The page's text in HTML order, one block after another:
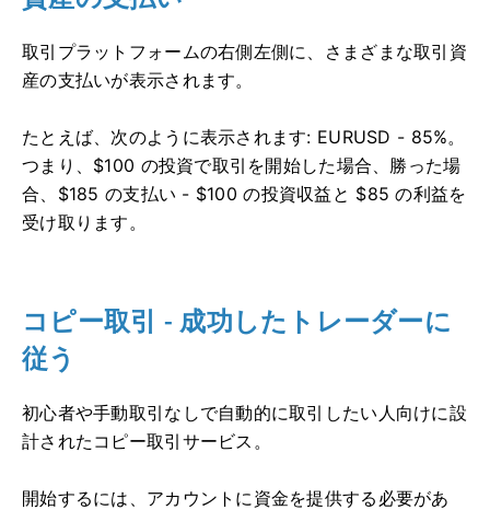
取引プラットフォームの右側左側に、さまざまな取引資
産の支払いが表示されます。
たとえば、次のように表示されます: EURUSD - 85%。
つまり、$100 の投資で取引を開始した場合、勝った場
合、$185 の支払い - $100 の投資収益と $85 の利益を
受け取ります。
コピー取引 - 成功したトレーダーに
従う
初心者や手動取引なしで自動的に取引したい人向けに設
計されたコピー取引サービス。
開始するには、アカウントに資金を提供する必要があ